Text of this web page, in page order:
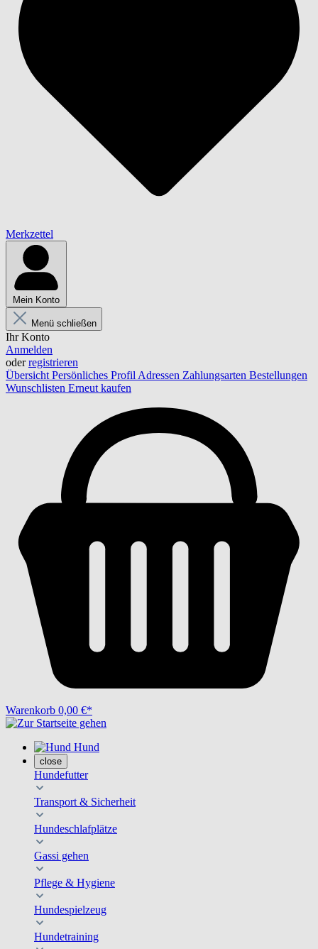
Merkzettel
Mein Konto
Menü schließen
Ihr Konto
Anmelden
oderregistrieren
Übersicht Persönliches Profil Adressen Zahlungsarten Bestellungen
Wunschlisten Erneut kaufen
Warenkorb 0,00 €*
Hund
close
Hundefutter
Transport & Sicherheit
Hundeschlafplätze
Gassi gehen
Pflege & Hygiene
Hundespielzeug
Hundetraining